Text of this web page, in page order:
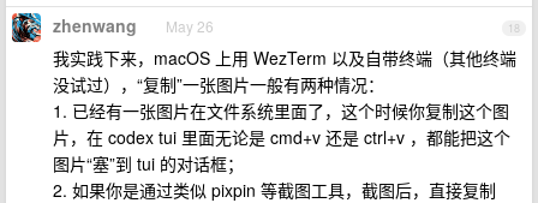
18
zhenwang May 26
我实践下来，macOS 上用 WezTerm 以及自带终端（其他终端
没试过），“复制”一张图片一般有两种情况：
1. 已经有一张图片在文件系统里面了，这个时候你复制这个图
片，在 codex tui 里面无论是 cmd+v 还是 ctrl+v ，都能把这个
图片“塞”到 tui 的对话框；
2. 如果你是通过类似 pixpin 等截图工具，截图后，直接复制